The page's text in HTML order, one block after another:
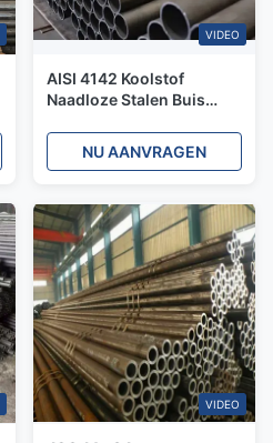
VIDEO
AISI 4142 Koolstof
Naadloze Stalen Buis
Verzinkte Stalen Buis
NU AANVRAGEN
VIDEO